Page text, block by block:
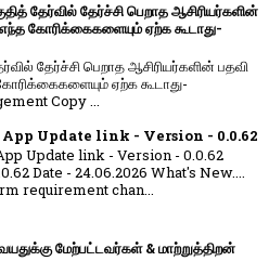
தேர்வில் தேர்ச்சி பெறாத ஆசிரியர்களின்
எந்த கோரிக்கைகளையும் ஏற்க கூடாது-
தேர்ச்சி பெறாத ஆசிரியர்களின் பதவி
ஏற்க கூடாது-
Copy ...
App Update link - Version - 0.0.62
Update link - Version - 0.0.62
Date - 24.06.2026 What's New....
requirement chan...
மேற்பட்டவர்கள் & மாற்றுத்திறன்